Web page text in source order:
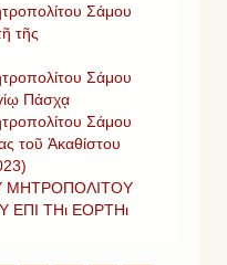
Σάμου
τῆς
Σάμου
Πάσχᾳ
Σάμου
τοῦ Ἀκαθίστου
ΜΗΤΡΟΠΟΛΙΤΟΥ
ΕΠΙ ΤΗι ΕΟΡΤΗι